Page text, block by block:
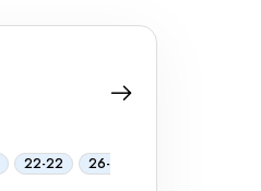
22-22
26-